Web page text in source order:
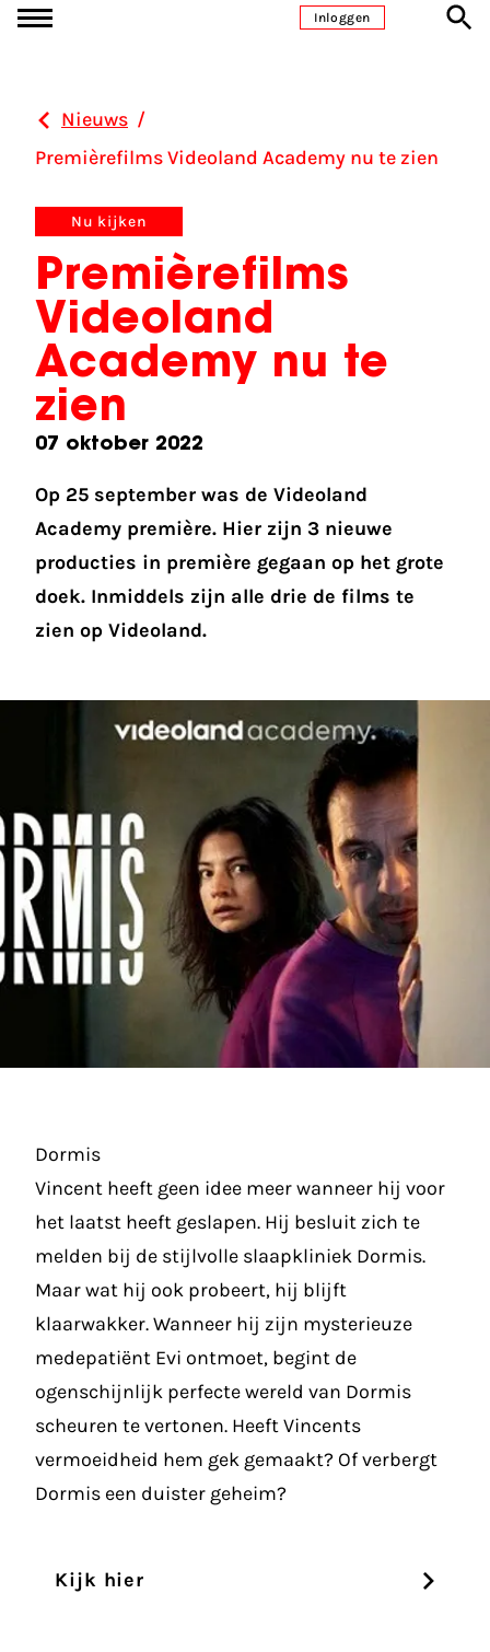
Ga naar inhoudInloggen
Nieuws /
Premièrefilms Videoland Academy nu te zien
Nu kijken
Premièrefilms
Videoland
Academy nu te
zien
07 oktober 2022
Op 25 september was de Videoland
Academy première. Hier zijn 3 nieuwe
producties in première gegaan op het grote
doek. Inmiddels zijn alle drie de films te
zien op Videoland.
Dormis
Vincent heeft geen idee meer wanneer hij voor
het laatst heeft geslapen. Hij besluit zich te
melden bij de stijlvolle slaapkliniek Dormis.
Maar wat hij ook probeert, hij blijft
klaarwakker. Wanneer hij zijn mysterieuze
medepatiënt Evi ontmoet, begint de
ogenschijnlijk perfecte wereld van Dormis
scheuren te vertonen. Heeft Vincents
vermoeidheid hem gek gemaakt? Of verbergt
Dormis een duister geheim?
Kijk hier